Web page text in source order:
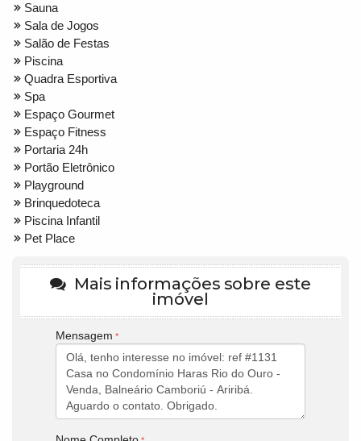
Sauna
Sala de Jogos
Salão de Festas
Piscina
Quadra Esportiva
Spa
Espaço Gourmet
Espaço Fitness
Portaria 24h
Portão Eletrônico
Playground
Brinquedoteca
Piscina Infantil
Pet Place
Mais informações sobre este
imóvel
Mensagem